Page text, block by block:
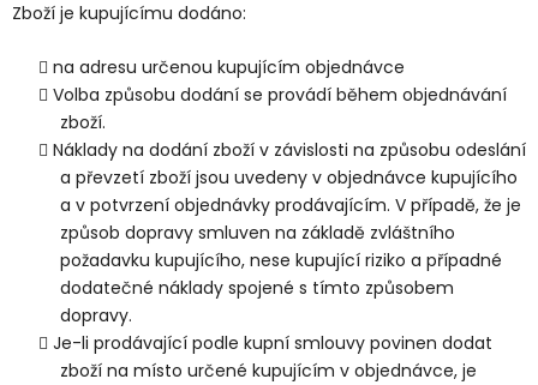
Zboží je kupujícímu dodáno:
na adresu určenou kupujícím objednávce
Volba způsobu dodání se provádí během objednávání
zboží.
Náklady na dodání zboží v závislosti na způsobu odeslání
a převzetí zboží jsou uvedeny v objednávce kupujícího
a v potvrzení objednávky prodávajícím. V případě, že je
způsob dopravy smluven na základě zvláštního
požadavku kupujícího, nese kupující riziko a případné
dodatečné náklady spojené s tímto způsobem
dopravy.
Je-li prodávající podle kupní smlouvy povinen dodat
zboží na místo určené kupujícím v objednávce, je